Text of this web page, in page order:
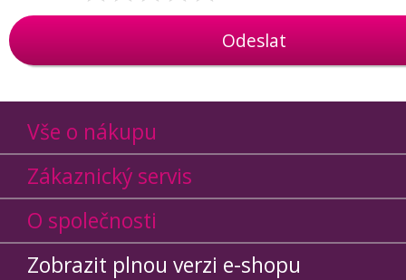
Odeslat
Vše o nákupu
Zákaznický servis
O společnosti
Zobrazit plnou verzi e-shopu